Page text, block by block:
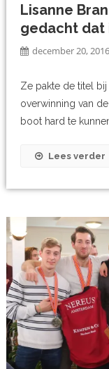
Lisanne
gedacht dat
december 20, 2016
Ze pakte de titel
overwinning van
boot hard te
Lees verder